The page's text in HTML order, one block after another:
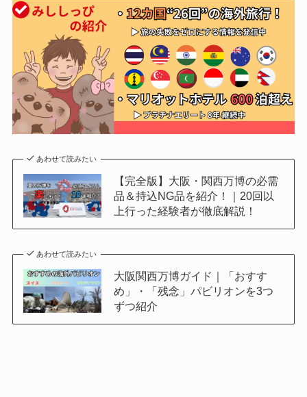
あわせて読みたい
【完全版】大阪・関西万博の必需
品＆持込NG品を紹介！｜20回以
上行った経験者が徹底解説！
あわせて読みたい
大阪関西万博ガイド｜「おすす
め」・「残念」パビリオンを3つ
ずつ紹介